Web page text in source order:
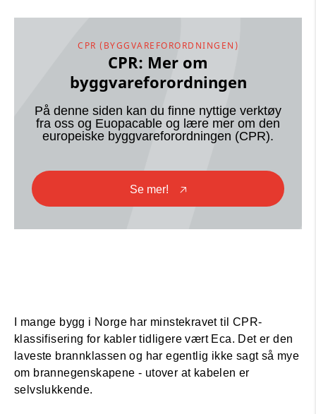
CPR (BYGGVAREFORORDNINGEN)
CPR: Mer om
byggvareforordningen
På denne siden kan du finne nyttige verktøy
fra oss og Euopacable og lære mer om den
europeiske byggvareforordningen (CPR).
Se mer! 🡥
I mange bygg i Norge har minstekravet til CPR-
klassifisering for kabler tidligere vært Eca. Det er den
laveste brannklassen og har egentlig ikke sagt så mye
om brannegenskapene - utover at kabelen er
selvslukkende.